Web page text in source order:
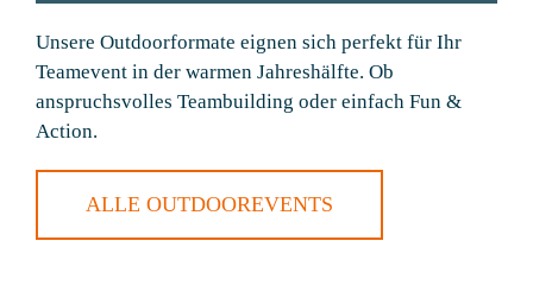
Unsere Outdoorformate eignen sich perfekt für Ihr
Teamevent in der warmen Jahreshälfte. Ob
anspruchsvolles Teambuilding oder einfach Fun &
Action.
ALLE OUTDOOREVENTS